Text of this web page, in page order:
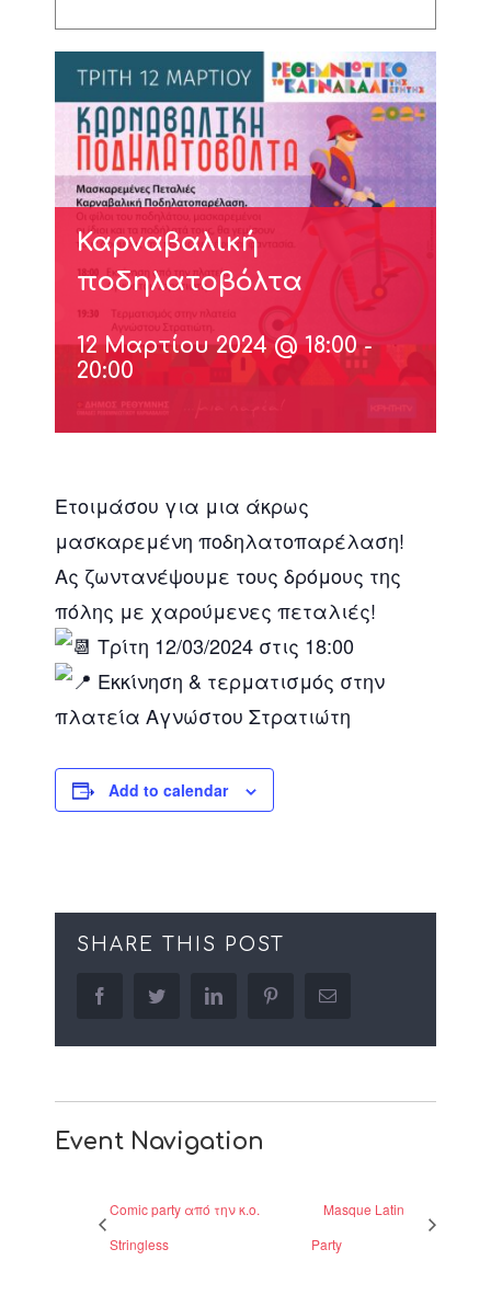
Καρναβαλική
ποδηλατοβόλτα
12 Μαρτίου 2024 @ 18:00-
20:00
Ετοιμάσου για μια άκρως
μασκαρεμένη ποδηλατοπαρέλαση!
Ας ζωντανέψουμε τους δρόμους της
πόλης με χαρούμενες πεταλιές!
Τρίτη 12/03/2024 στις 18:00
Εκκίνηση & τερματισμός στην
πλατεία Αγνώστου Στρατιώτη
Add to calendar
SHARE THIS POST
facebooktwitter linkedin pinterestEmail
Event Navigation
Comic party από την κ.ο.
Stringless
Masque Latin
Party